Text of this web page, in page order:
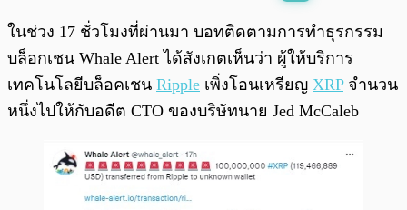
พร้อมเล่น 0:00
ในช่วง 17 ชั่วโมงที่ผ่านมา บอทติดตามการทำธุรกรรม
บล็อกเชน Whale Alert ได้สังเกตเห็นว่า ผู้ให้บริการ
เทคโนโลยีบล็อคเชน Ripple เพิ่งโอนเหรียญ XRPจำนวน
หนึ่งไปให้กับอดีต CTO ของบริษัทนาย Jed McCaleb